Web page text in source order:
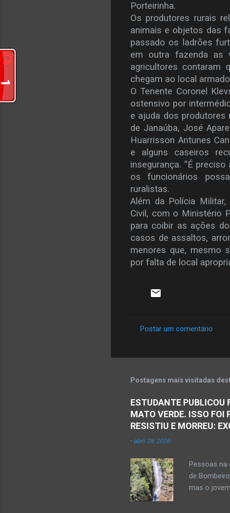
Porteirinha.
Os produtores rurais
animais e objetos das
passado os ladrões
em outra fazenda as
agricultores contaram
chegam ao local
O Tenente Coronel
ostensivo por
e ajuda dos produtores
de Janaúba, José
Huarrisson Antunes
e alguns caseiros
insegurança. “É
os funcionários
ruralistas.
Além da Polícia
Civil, com o Ministério
para coibir as ações
casos de assaltos,
menores que, mesmo
por falta de local
e
t
á
o
s
Postar um comentário
Postagens mais visitadas
ESTUDANTE PUBLICOU
MATO VERDE. ISSO FOI
RESISTIU E MORREU:
-abril 28, 2026
Pessoas na
de
mas o
Mato